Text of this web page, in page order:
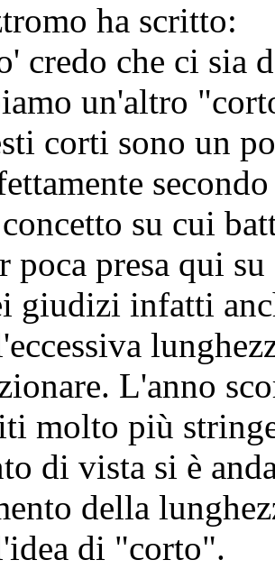
ha scritto:
credo che ci sia
un'altro
corti sono un
su cui
poca presa qui
giudizi infatti
L'anno
molto più
di vista si è
della
di "corto".